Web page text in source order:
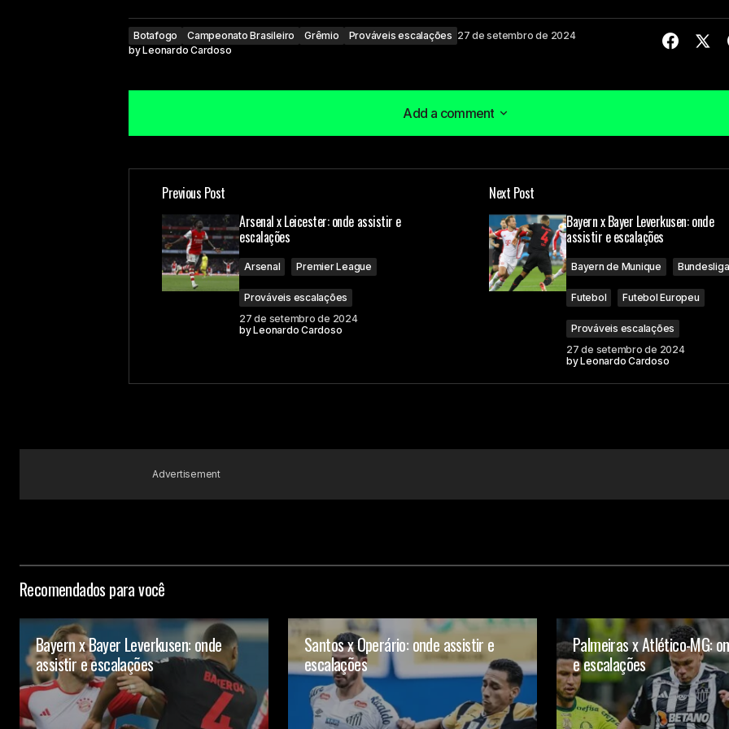
Botafogo Campeonato Brasileiro Grêmio Prováveis escalações 27 de setembro de 2024
byLeonardo Cardoso
Add a comment
Add a comment
O seu endereço de e-mail não será publicado. Campos obrigatórios são marcados com
Comment*
Previous Post
Arsenal x Leicester: onde assistir e
escalações
Arsenal Premier League
Prováveis escalações
27 de setembro de 2024
byLeonardo Cardoso
Next Post
Bayern x Bayer Leverkusen: onde
assistir e escalações
Bayern de Munique Bundesliga
Futebol Futebol Europeu
Prováveis escalações
27 de setembro de 2024
byLeonardo Cardoso
Advertisement
Recomendados para você
Bayern x Bayer Leverkusen: onde
assistir e escalações
Santos x Operário: onde assistir e
escalações
Palmeiras x Atlético-MG:
e escalações